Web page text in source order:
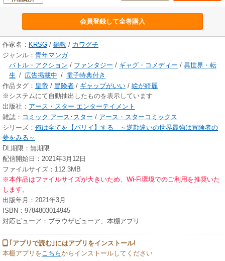
会員登録して全巻購入
作家名： KRSG / 鍋敷 / カワグチ
ジャンル： 青年マンガ
バトル・アクション / ファンタジー / ギャグ・コメディー / 異世界・転
生 / 広告掲載中 / 電子特典付き
作品タグ： 皇帝 / 冒険者 / ギャップがいい / 絵が綺麗
※システムにて自動抽出したものを表示しています
出版社： アース・スター エンターテイメント
雑誌： コミック アース･スター / アース・スターコミックス
シリーズ： 俺は全てを【パリイ】する ～逆勘違いの世界最強は冒険者の
夢をみる～
DL期限：無期限
配信開始日：2021年3月12日
ファイルサイズ：112.3MB
※本作品はファイルサイズが大きいため、Wi-Fi環境でのご利用を推奨いた
します。
出版年月：2021年3月
ISBN：9784803014945
対応ビューア：ブラウザビューア、本棚アプリ
｢アプリで読む｣にはアプリをインストール!
本棚アプリを こちらからインストールしてください